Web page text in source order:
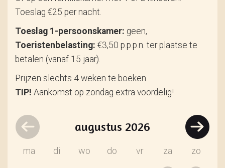
Toeslag €25 per nacht.
Toeslag 1-persoonskamer: geen,
Toeristenbelasting: €3,50 p.p.p.n. ter plaatse te
betalen (vanaf 15 jaar).
Prijzen slechts 4 weken te boeken.
TIP! Aankomst op zondag extra voordelig!
augustus 2026
ma di wo do vr za zo